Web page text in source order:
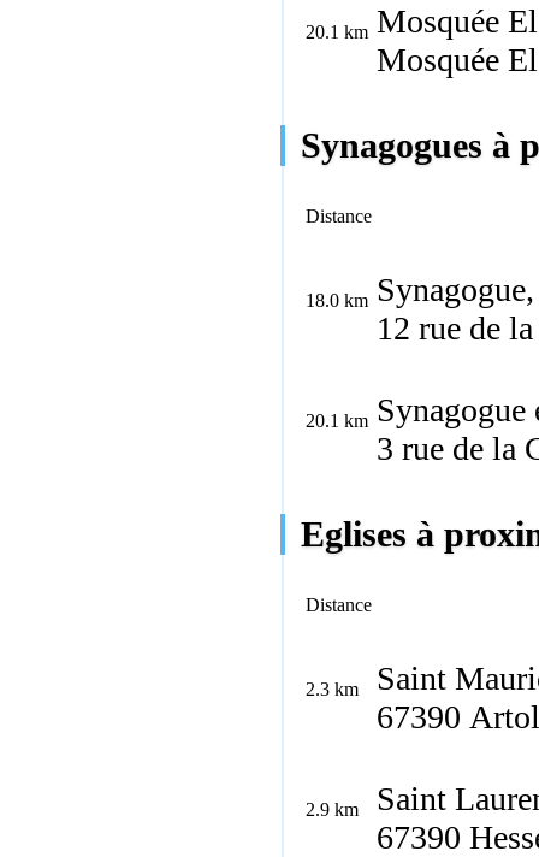
20.1 km Mosquée
Mosquée
Synagogues à
Distance
18.0 km
12 rue de
20.1 km
3 rue de la
Eglises à
Distance
2.3 km
Saint
67390
2.9 km
Saint
67390